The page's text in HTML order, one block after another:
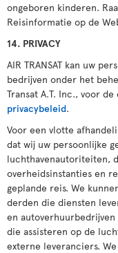
ongeboren kinderen.
Reisinformatie op de
14. PRIVACY
AIR TRANSAT kan uw
bedrijven onder het
Transat A.T. Inc., voor
privacybeleid.
Voor een vlotte
dat wij uw persoonlijke
luchthavenautoriteiten,
overheidsinstanties en
geplande reis. We
derden die diensten
en
die assisteren op de
externe leveranciers.